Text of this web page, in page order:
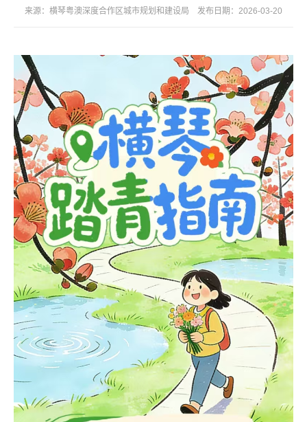
来源：横琴粤澳深度合作区城市规划和建设局 发布日期：2026-03-20